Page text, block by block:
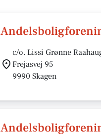
c/o. Lissi Grønne
Frejasvej 95
9990 Skagen